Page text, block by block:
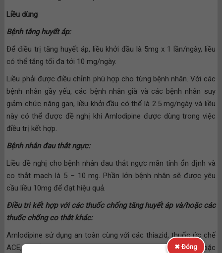
Liều dùng
Bệnh tăng huyết áp:
Để điều trị tăng huyết áp, liều khởi đầu là 5mg x 1 lần/ngày, liều
có thể tăng tối đa tới 10 mg/ngày.
Liều phải được điều chỉnh phù hợp cho từng bệnh nhân. Với các
bệnh nhân gầy yếu, các bệnh nhân già và các bệnh nhân suy
giảm chức năng gan, liều khởi đầu có thể là 2.5 mg/ngày và liều
này có thể được đề nghị khi Amlodipine được dùng trong việc
điều trị kết hợp.
Bệnh nhân đau thắt ngực:
Liều đề nghị cho bệnh nhân đau thắt ngực mãn tính ổn định và
co thắt mạch là 5 – 10 mg. Phần lớn bệnh nhân sẽ được yêu
cầu liều 10mg để đạt hiệu quả.
Điều tri kết hợp với các thuốc chống tăng huyết áp và/hoặc các
thuốc chống co thắt khác:
Amlodipine sử dụng an toàn cùng với các thiazid, thuốc ức chế
ACE, thuốc chẹn beta, các Nitrat tác dụng kéo dài và/hoặc
✖ Đóng